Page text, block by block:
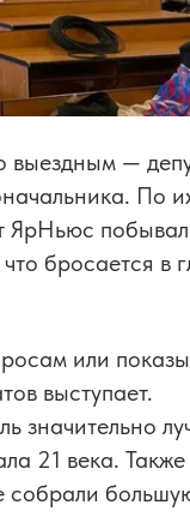
выездным —
По
ЯрНьюс
бросается в
или
выступает.
значительно
21 века. Также